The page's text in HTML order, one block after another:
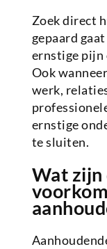
Zoek direct
gepaard
ernstige pijn
Ook
werk,
ernstige
te sluiten.
Wat zijn